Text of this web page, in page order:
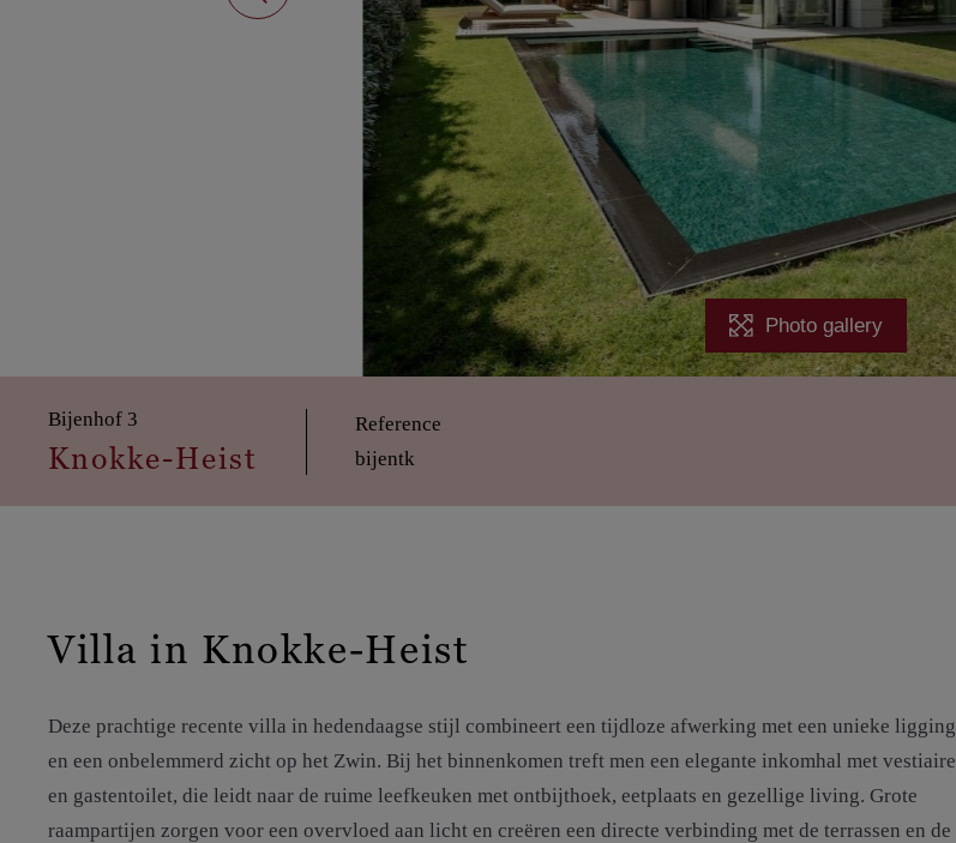
Photo gallery
Bijenhof 3
Knokke-Heist
Reference
bijentk
Villa in Knokke-Heist
Deze prachtige recente villa in hedendaagse stijl combineert een tijdloze afwerking met een unieke ligging
en een onbelemmerd zicht op het Zwin. Bij het binnenkomen treft men een elegante inkomhal met vestiaire
en gastentoilet, die leidt naar de ruime leefkeuken met ontbijthoek, eetplaats en gezellige living. Grote
raampartijen zorgen voor een overvloed aan licht en creëren een directe verbinding met de terrassen en de